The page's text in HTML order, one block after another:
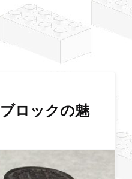
ロックの魅